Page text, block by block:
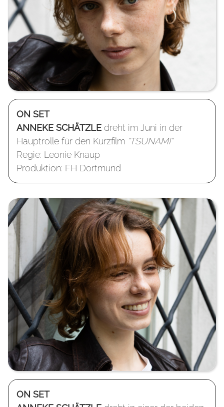
ON SET
ANNEKE SCHÄTZLE dreht im Juni in der
Hauptrolle für den Kurzfilm "TSUNAMI"
Regie: Leonie Knaup
Produktion: FH Dortmund
ON SET